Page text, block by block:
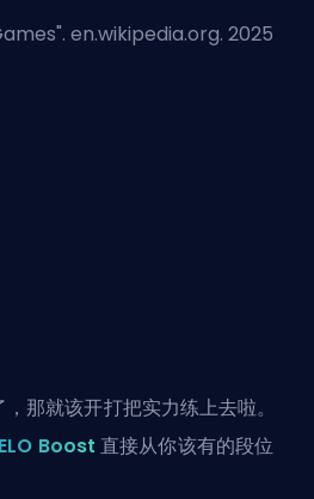
". en.wikipedia.org. 2025
那就该开打把实力练上去啦。
Boost 直接从你该有的段位